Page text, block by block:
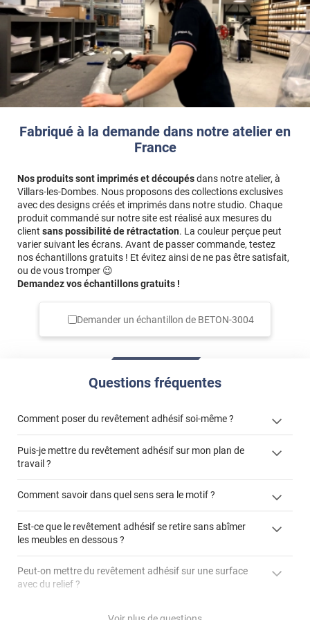
Fabriqué à la demande dans notre atelier en
France
Nos produits sont imprimés et découpésdans notre atelier, à
Villars-les-Dombes. Nous proposons des collections exclusives
avec des designs créés et imprimés dans notre studio. Chaque
produit commandé sur notre site est réalisé aux mesures du
client sans possibilité de rétractation. La couleur perçue peut
varier suivant les écrans. Avant de passer commande, testez
nos échantillons gratuits ! Et évitez ainsi de ne pas être satisfait,
ou de vous tromper 😉
Demandez vos échantillons gratuits !
Demander un échantillon de BETON-3004
Questions fréquentes
Comment poser du revêtement adhésif soi-même ?
« Comment poser un revêtement adhésif ? »
Puis-je mettre du revêtement adhésif sur mon plan de
travail ?
"Peut-on installer du
Comment savoir dans quel sens sera le motif ?
Est-ce que le revêtement adhésif se retire sans abîmer
les meubles en dessous ?
Peut-on mettre du revêtement adhésif sur une surface
avec du relief ?
Peut-on mettre du revêtement adhésif sur du carrelage